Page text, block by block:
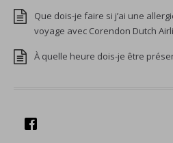
Que dois-je faire si j’ai une
voyage avec Corendon Dutch
À quelle heure dois-je être